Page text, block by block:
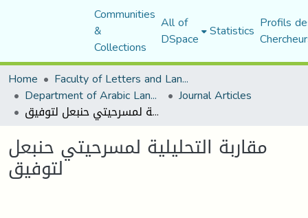
Communities
&
Collections
All of
DSpace Statistics Profils
Home
Faculty of Letters and Languages
Department of Arabic Language and Literature Journal Articles
مقاربة التحليلية لمسرحيتي حنبعل لتوفيق
مقاربة التحليلية لمسرحيتي حنبعل
لتوفيق